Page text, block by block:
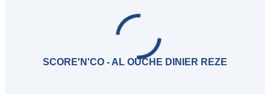
SCORE'N'CO - AL OUCHE DINIER REZE